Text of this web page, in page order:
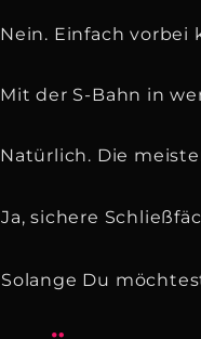
Nein. Einfach vorbei
Mit der S-Bahn in
Natürlich. Die
Ja, sichere
Solange Du